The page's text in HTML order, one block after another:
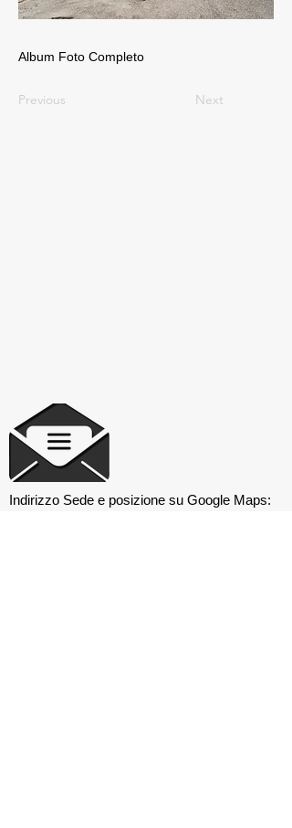
Album Foto Completo
Previous Next
Indirizzo Sede e posizione su Google Maps: